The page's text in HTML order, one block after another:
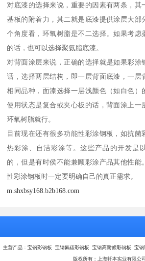
对底漆的选择来说，重要的因素有两条，其
基板的附着力，其二就是底漆提供涂层大部
个角度看，环氧树脂是不二选择。如果考虑
的话，也可以选择聚氨脂底漆。
对背面涂层来说，正确的选择就是如果彩涂
话，选择两层结构，即一层背面底漆，一层
相同品种，面漆选择一层浅颜色（如白色）
使用状态是复合或夹心板的话，背面涂上一
环氧树脂就行。
目前现在还有很多功能性彩涂钢板，如抗菌
热彩涂、自洁彩涂等。这些产品的开发是
的，但是有时侯不能兼顾彩涂产品其他性能
性彩涂钢板时一定要明确自己的真正需求。
m.shxbsy168.b2b168.com
主营产品：宝钢彩钢板 宝钢氟碳彩钢板 宝钢高耐候彩钢板 宝
版权所有：上海轩本实业有限公司